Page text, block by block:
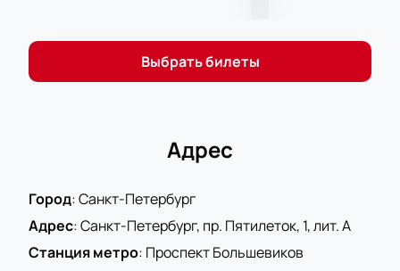
Выбрать билеты
Адрес
Город:Санкт-Петербург
Адрес:Санкт-Петербург, пр. Пятилеток, 1, лит. А
Станция метро: Проспект Большевиков